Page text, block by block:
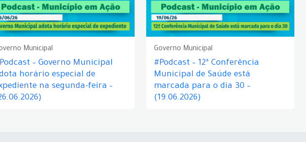
Municipal
– Governo Municipal
horário especial de
na segunda-feira –
Governo Municipal
#Podcast – 12ª Conferência
Municipal de Saúde está
marcada para o dia 30 –
(19.06.2026)